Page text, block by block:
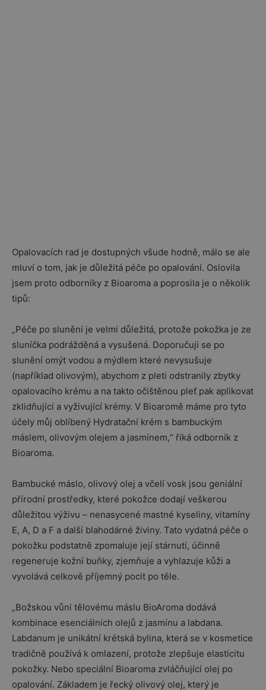
Opalovacích rad je dostupných všude hodně, málo se ale
mluví o tom, jak je důležitá péče po opalování. Oslovila
jsem proto odborníky z Bioaroma a poprosila je o několik
tipů:
„Péče po slunění je velmi důležitá, protože pokožka je ze
sluníčka podrážděná a vysušená. Doporučuji se po
slunění omýt vodou a mýdlem které nevysušuje
(například olivovým), abychom z pleti odstranily zbytky
opalovacího krému a na takto očištěnou pleť pak aplikovat
zklidňující a vyživující krémy. V Bioaromě máme pro tyto
účely můj oblíbený Hydratační krém s bambuckým
máslem, olivovým olejem a jasmínem,“ říká odborník z
Bioaroma.
Bambucké máslo, olivový olej a včelí vosk jsou geniální
přírodní prostředky, které pokožce dodají veškerou
důležitou výživu – nenasycené mastné kyseliny, vitamíny
E, A, D a F a další blahodárné živiny. Tato vydatná péče o
pokožku podstatně zpomaluje její stárnutí, účinně
regeneruje kožní buňky, zjemňuje a vyhlazuje kůži a
vyvolává celkově příjemný pocit po těle.
„Božskou vůni tělovému máslu BioAroma dodává
kombinace esenciálních olejů z jasmínu a labdana.
Labdanum je unikátní krétská bylina, která se v kosmetice
tradičně používá k omlazení, protože zlepšuje elasticitu
pokožky. Nebo speciální Bioaroma zvláčňující olej po
opalování. Základem je řecký olivový olej, který je